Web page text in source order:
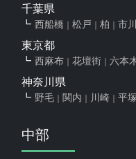
千葉県
西船橋 松戸 柏 市川
東京都
西麻布 花壇街 六本
神奈川県
野毛 関内 川崎 平塚
中部